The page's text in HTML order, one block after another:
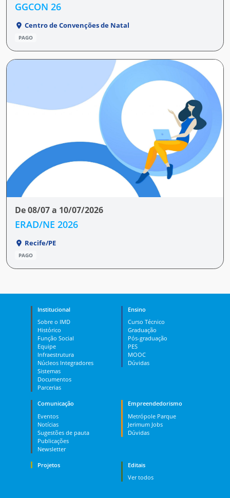
GGCON 26
Centro de Convenções de Natal
PAGO
De 08/07 a 10/07/2026
ERAD/NE 2026
Recife/PE
PAGO
Institucional
Sobre o IMD
Histórico
Função Social
Equipe
Infraestrutura
Núcleos Integradores
Sistemas
Documentos
Parcerias
Ensino
Curso Técnico
Graduação
Pós-graduação
PES
MOOC
Dúvidas
Comunicação
Eventos
Notícias
Sugestões de pauta
Publicações
Newsletter
Empreendedorismo
Metrópole Parque
Jerimum Jobs
Dúvidas
Projetos
Editais
Ver todos